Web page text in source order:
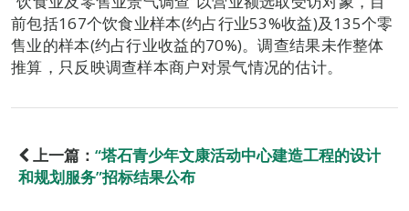
前包括167个饮食业样本(约占行业53%收益)及135个零
售业的样本(约占行业收益的70%)。调查结果未作整体
推算，只反映调查样本商户对景气情况的估计。
上一篇： “塔石青少年文康活动中心建造工程的设计
和规划服务”招标结果公布